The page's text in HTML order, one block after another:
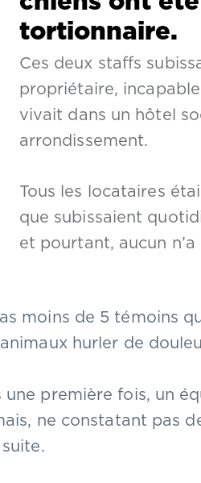
tortionnaire.
Ces deux staffs
propriétaire,
vivait dans un hôtel
arrondissement.
Tous les locataires
que subissaient
et pourtant, aucun n’a
moins de 5 témoins
hurler de
première fois, un
ne constatant pas